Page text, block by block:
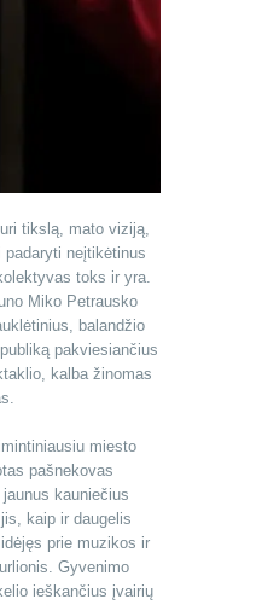
tikslą, mato viziją,
neįtikėtinus
toks ir yra.
Miko Petrausko
balandžio
pakviesiančius
kalba žinomas
miesto
pašnekovas
kauniečius
kaip ir daugelis
prie muzikos ir
Gyvenimo
ieškančius įvairių